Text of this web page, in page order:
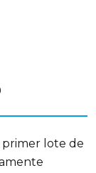
primer lote de